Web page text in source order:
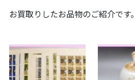
お買取りしたお品物のご紹介です。